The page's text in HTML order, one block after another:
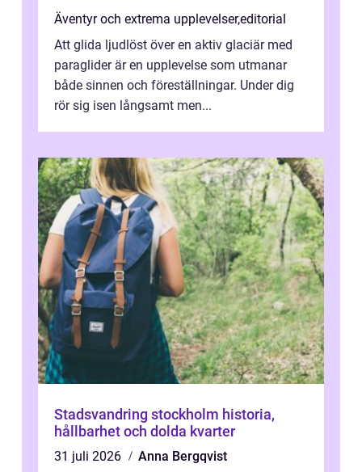
Äventyr och extrema upplevelser,editorial
Att glida ljudlöst över en aktiv glaciär med
paraglider är en upplevelse som utmanar
både sinnen och föreställningar. Under dig
rör sig isen långsamt men...
Stadsvandring stockholm historia,
hållbarhet och dolda kvarter
31 juli 2026 Anna Bergqvist